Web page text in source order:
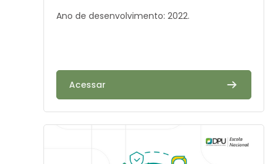
Ano de desenvolvimento: 2022.
Acessar